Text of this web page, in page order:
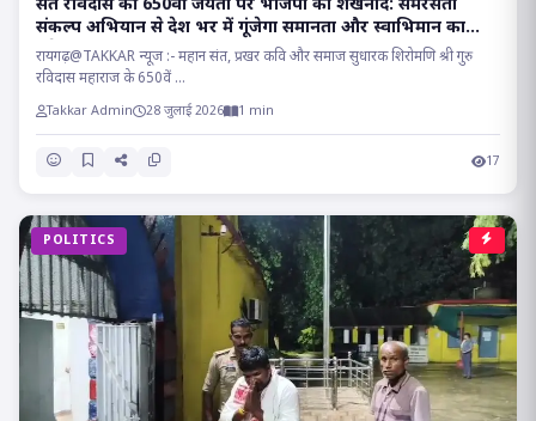
संत रविदास की 650वीं जयंती पर भाजपा का शंखनाद: समरसता
संकल्प अभियान से देश भर में गूंजेगा समानता और स्वाभिमान का
संदेश!!
रायगढ़@TAKKAR न्यूज :- महान संत, प्रखर कवि और समाज सुधारक शिरोमणि श्री गुरु
रविदास महाराज के 650वें ...
Takkar Admin 28 जुलाई 2026 1 min
17
POLITICS